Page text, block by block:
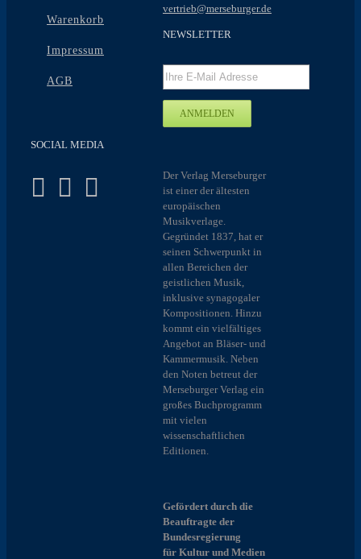
Warenkorb
Impressum
AGB
SOCIAL MEDIA
vertrieb@merseburger.de
NEWSLETTER
Der Verlag Merseburger
ist einer der ältesten
europäischen
Musikverlage.
Gegründet 1837, hat er
seinen Schwerpunkt in
allen Bereichen der
geistlichen Musik,
inklusive synagogaler
Kompositionen. Hinzu
kommt ein vielfältiges
Angebot an Bläser- und
Kammermusik. Neben
den Noten betreut der
Merseburger Verlag ein
großes Buchprogramm
mit vielen
wissenschaftlichen
Editionen.
Gefördert durch die
Beauftragte der
Bundesregierung
für Kultur und Medien